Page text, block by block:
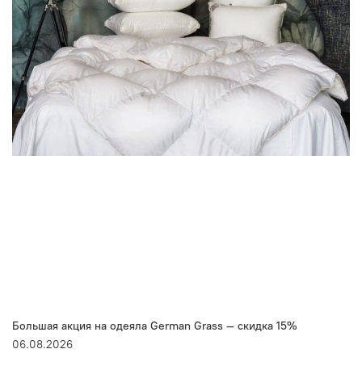
Большая акция на одеяла German Grass — скидка 15%
06.08.2026